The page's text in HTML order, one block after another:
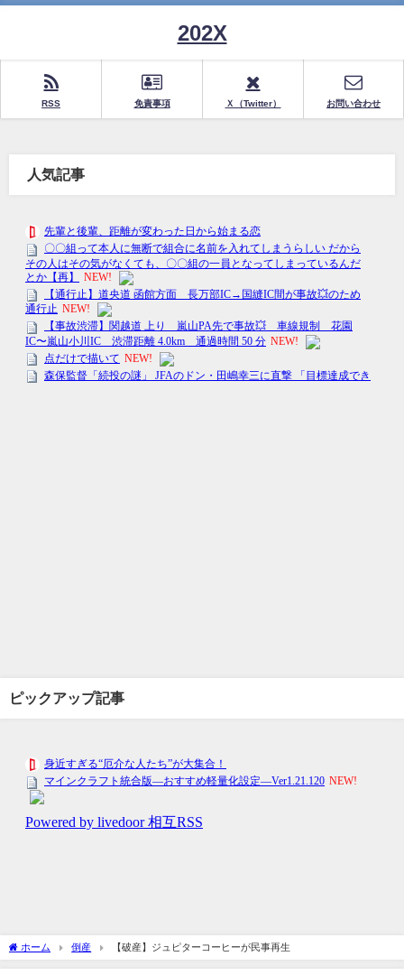
202X
RSS 免責事項 Ｘ（Twitter） お問い合わせ
人気記事
ピックアップ記事
ホーム 倒産 【破産】ジュピターコーヒーが民事再生